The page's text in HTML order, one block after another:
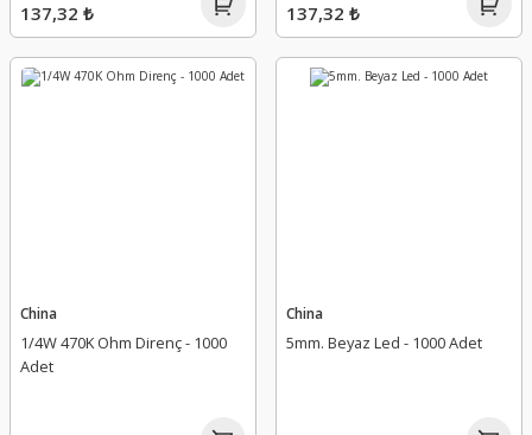
137,32 ₺ 137,32 ₺
China
1/4W 470K Ohm Direnç - 1000
Adet
China
5mm. Beyaz Led - 1000 Adet